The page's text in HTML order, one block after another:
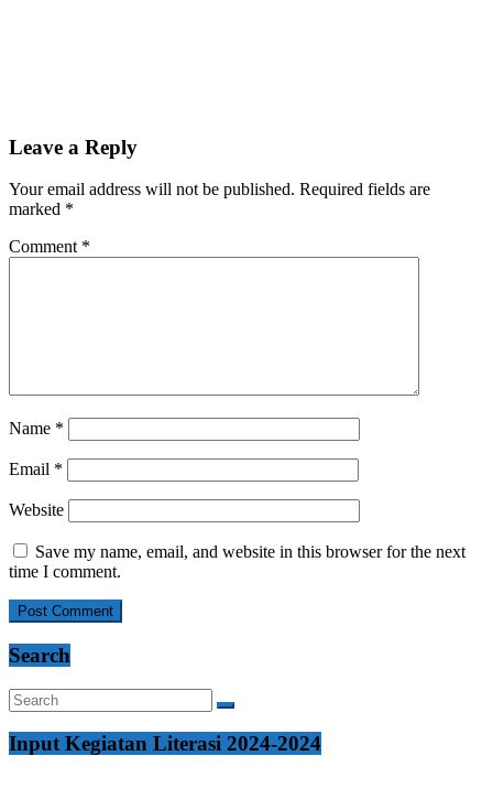
Leave a Reply
Your email address will not be published. Required fields are
marked *
Comment *
Name *
Email *
Website
Save my name, email, and website in this browser for the next
time I comment.
Search
Input Kegiatan Literasi 2024-2024